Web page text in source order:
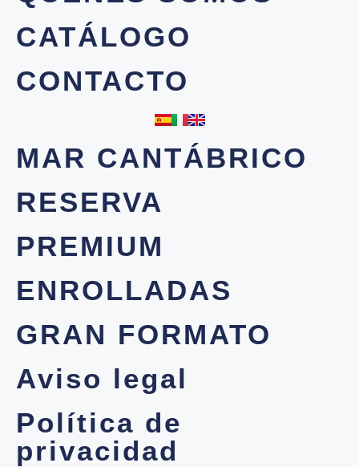
CATÁLOGO
CONTACTO
MAR CANTÁBRICO
RESERVA
PREMIUM
ENROLLADAS
GRAN FORMATO
Aviso legal
Política de
privacidad